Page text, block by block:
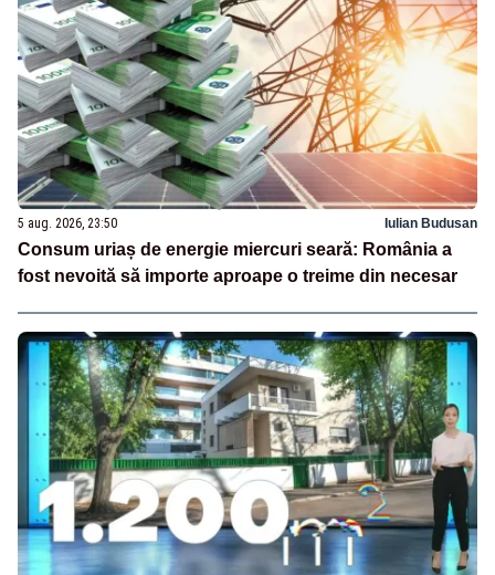
5 aug. 2026, 23:50 Iulian Budusan
Consum uriaș de energie miercuri seară: România a
fost nevoită să importe aproape o treime din necesar